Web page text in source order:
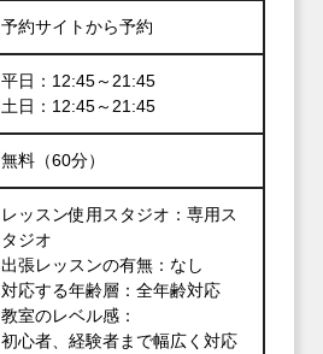
予約サイトから予約
平日：12:45～21:45
土日：12:45～21:45
無料（60分）
レッスン使用スタジオ：専用ス
タジオ
出張レッスンの有無：なし
対応する年齢層：全年齢対応
教室のレベル感：
初心者、経験者まで幅広く対応